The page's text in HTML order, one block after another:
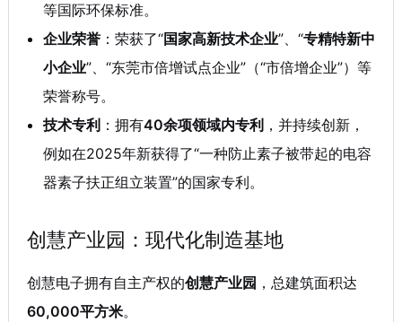
等国际环保标准。
企业荣誉：荣获了“国家高新技术企业”、“专精特新中
小企业”、“东莞市倍增试点企业”（“市倍增企业”）等
荣誉称号。
技术专利 ：拥有40余项领域内专利 ，并持续创新，
例如在2025年新获得了“一种防止素子被带起的电容
器素子扶正组立装置”的国家专利。
创慧产业园：现代化制造基地
创慧电子拥有自主产权的创慧产业园 ，总建筑面积达
60,000平方米。